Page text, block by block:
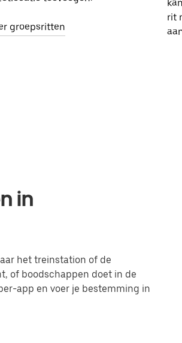
groepsritten
rit
in
het treinstation of de
of boodschappen doet in de
app en voer je bestemming in